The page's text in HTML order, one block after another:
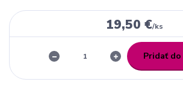
19,50 €/ks
Pridať